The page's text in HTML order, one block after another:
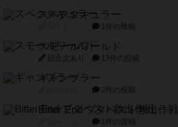
スペクタキュラー
1件の投稿
スモールワールド
紹介文あり 13件の投稿
ギャンブラー
2件の投稿
Bitter End ブタペスト救出作戦
1件の投稿